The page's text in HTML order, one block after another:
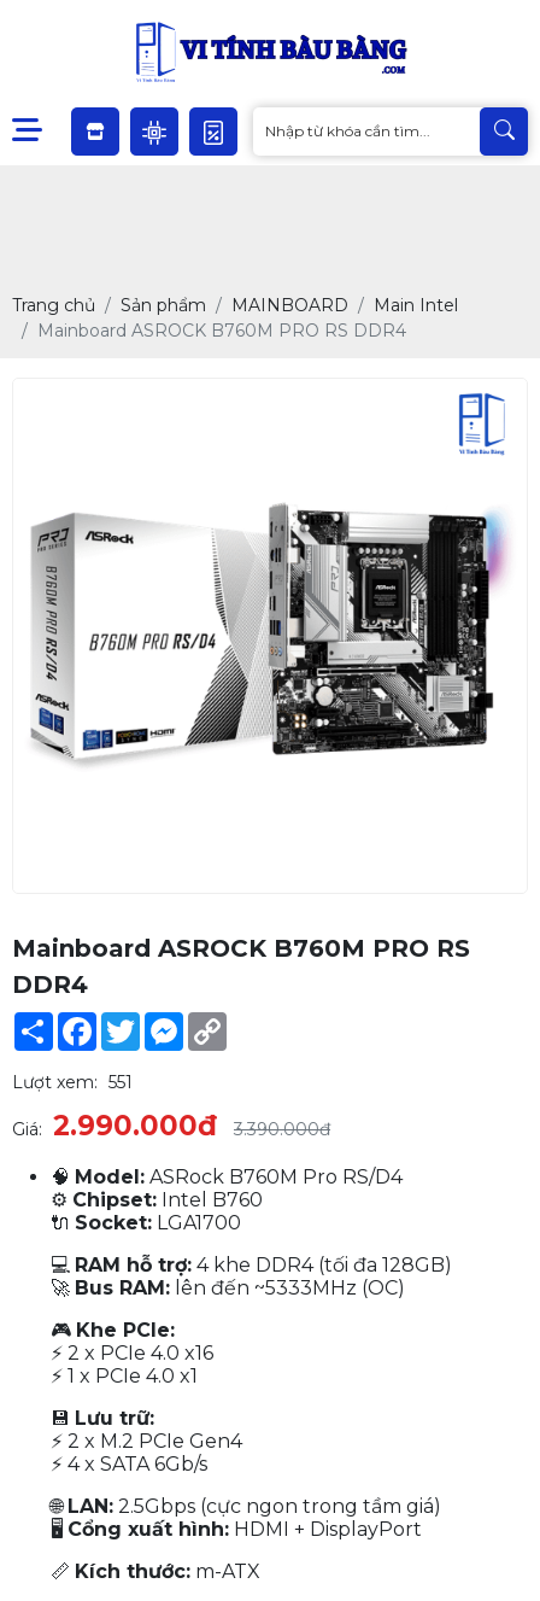
Trang chủ Sản phẩm MAINBOARD
Main Intel
Mainboard ASROCK B760M PRO RS DDR4
Mainboard ASROCK B760M PRO RS
DDR4
Share Facebook
TwitterMessenger
Lượt xem: 551
Giá: 2.990.000đ 3.390.000đ
🧠 Model: ASRock B760M Pro RS/D4
⚙ Chipset: Intel B760
🔌 Socket: LGA1700
💻 RAM hỗ trợ: 4 khe DDR4 (tối đa 128GB)
🚀 Bus RAM: lên đến ~5333MHz (OC)
🎮 Khe PCIe:
⚡ 2 x PCIe 4.0 x16
⚡ 1 x PCIe 4.0 x1
💾 Lưu trữ:
⚡ 2 x M.2 PCIe Gen4
⚡ 4 x SATA 6Gb/s
🌐LAN: 2.5Gbps (cực ngon trong tầm giá)
🖥 Cổng xuất hình: HDMI + DisplayPort
📏 Kích thước: m-ATX